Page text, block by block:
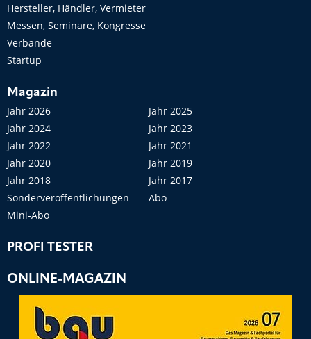
Hersteller, Händler, Vermieter
Messen, Seminare, Kongresse
Verbände
Startup
Magazin
Jahr 2026
Jahr 2025
Jahr 2024
Jahr 2023
Jahr 2022
Jahr 2021
Jahr 2020
Jahr 2019
Jahr 2018
Jahr 2017
Sonderveröffentlichungen
Abo
Mini-Abo
PROFI TESTER
ONLINE-MAGAZIN